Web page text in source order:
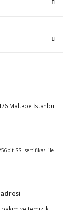
6 Maltepe İstanbul
SSL sertifikası ile
ve temizlik